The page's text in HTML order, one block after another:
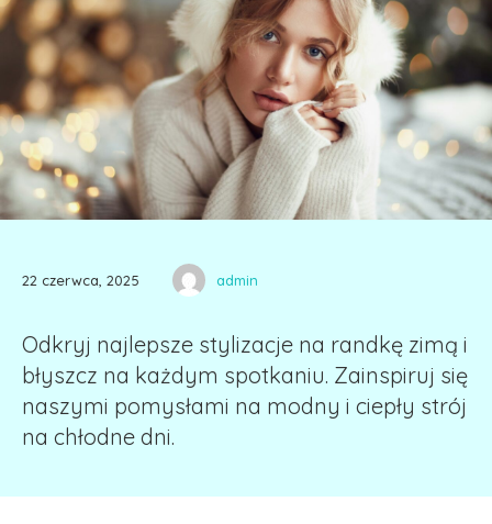
22 czerwca, 2025 admin
Odkryj najlepsze stylizacje na randkę zimą i
błyszcz na każdym spotkaniu. Zainspiruj się
naszymi pomysłami na modny i ciepły strój
na chłodne dni.